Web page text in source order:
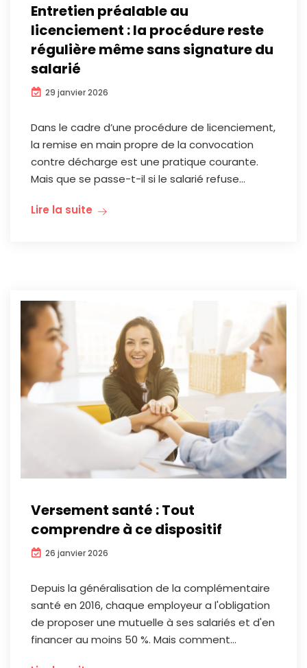
Entretien préalable au
licenciement : la procédure reste
régulière même sans signature du
salarié
29 janvier 2026
Dans le cadre d’une procédure de licenciement,
la remise en main propre de la convocation
contre décharge est une pratique courante.
Mais que se passe-t-il si le salarié refuse...
Lire la suite
Versement santé : Tout
comprendre à ce dispositif
26 janvier 2026
Depuis la généralisation de la complémentaire
santé en 2016, chaque employeur a l'obligation
de proposer une mutuelle à ses salariés et d'en
financer au moins 50 %. Mais comment...